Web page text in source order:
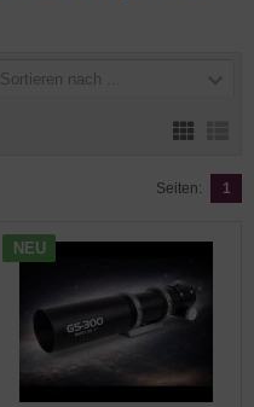
Sortieren nach ...
Seiten: 1
NEU